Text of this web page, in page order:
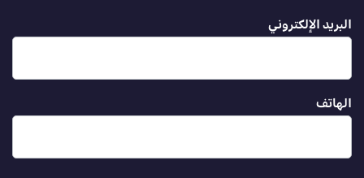
البريد الإلكتروني
الهاتف